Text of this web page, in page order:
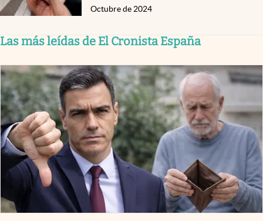
Octubre de 2024
Las más leídas de El Cronista España